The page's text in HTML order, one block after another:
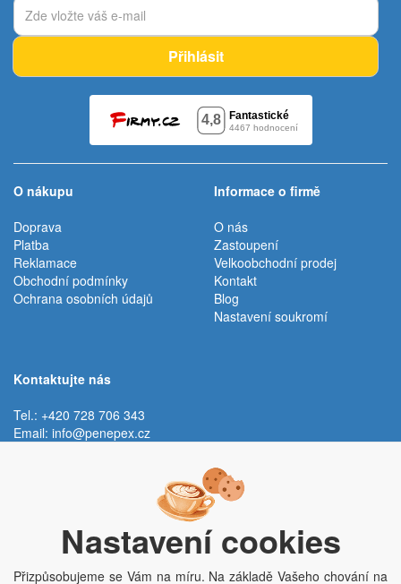
Přihlásit
O nákupu
Doprava
Platba
Reklamace
Obchodní podmínky
Ochrana osobních údajů
Informace o firmě
O nás
Zastoupení
Velkoobchodní prodej
Kontakt
Blog
Nastavení soukromí
Kontaktujte nás
Tel.: +420 728 706 343
Email: info@penepex.cz
Trávník 2076, 686 03 Staré Město
Nastavení cookies
Přizpůsobujeme se Vám na míru. Na základě Vašeho chování na